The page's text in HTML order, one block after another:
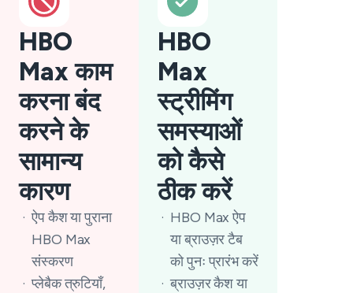
HBO
Max काम
करना बंद
करने के
सामान्य
कारण
ऐप कैश या पुराना
HBO Max
संस्करण
प्लेबैक त्रुटियाँ,
HBO
Max
स्ट्रीमिंग
समस्याओं
को कैसे
ठीक करें
HBO Max ऐप
या ब्राउज़र टैब
को पुनः प्रारंभ करें
ब्राउज़र कैश या